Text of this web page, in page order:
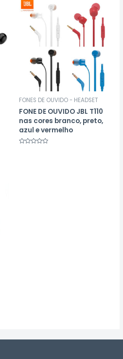
FONES DE OUVIDO - HEADSET
FONE DE OUVIDO JBL T110
nas cores branco, preto,
azul e vermelho